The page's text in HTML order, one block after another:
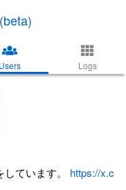
Users Logs
ています。 https://x.c